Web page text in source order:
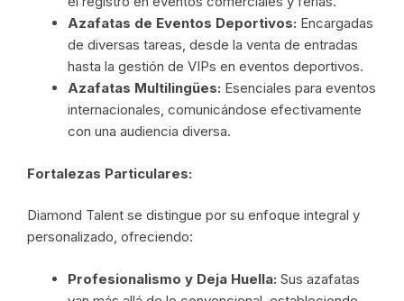
Azafatas de Eventos Deportivos: Encargadas
de diversas tareas, desde la venta de entradas
hasta la gestión de VIPs en eventos deportivos.
Azafatas Multilingües: Esenciales para eventos
internacionales, comunicándose efectivamente
con una audiencia diversa.
Fortalezas Particulares:
Diamond Talent se distingue por su enfoque integral y
personalizado, ofreciendo:
Profesionalismo y Deja Huella: Sus azafatas